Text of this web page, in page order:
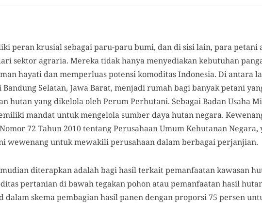
peran krusial sebagai paru-paru bumi, dan di sisi lain, para petani
sektor agraria. Mereka tidak hanya menyediakan kebutuhan
hayati dan memperluas potensi komoditas Indonesia. Di antara
Selatan, Jawa Barat, menjadi rumah bagi banyak petani
hutan yang dikelola oleh Perum Perhutani. Sebagai Badan Usaha
mandat untuk mengelola sumber daya hutan negara.
72 Tahun 2010 tentang Perusahaan Umum Kehutanan Negara,
wewenang untuk mewakili perusahaan dalam berbagai perjanjian.
diterapkan adalah bagi hasil terkait pemanfaatan kawasan
pertanian di bawah tegakan pohon atau pemanfaatan hasil
skema pembagian hasil panen dengan proporsi 75 persen